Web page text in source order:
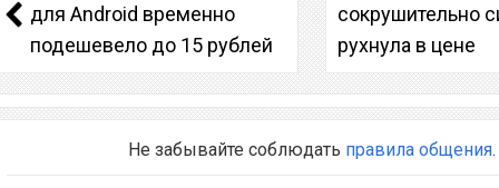
для Android временно
подешевело до 15 рублей
сокрушительно
рухнула в цене
Не забывайте соблюдать правила общения.